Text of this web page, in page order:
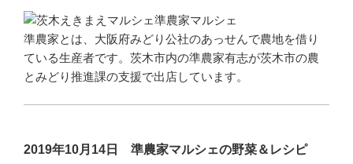
準農家とは、大阪府みどり公社のあっせんで農地を借り
ている生産者です。茨木市内の準農家有志が茨木市の農
とみどり推進課の支援で出店しています。
2019年10月14日 準農家マルシェの野菜＆レシピ